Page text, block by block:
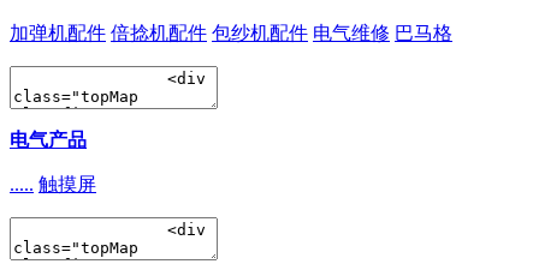
加弹机配件 倍捻机配件 包纱机配件 电气维修 巴马格
电气产品
..... 触摸屏